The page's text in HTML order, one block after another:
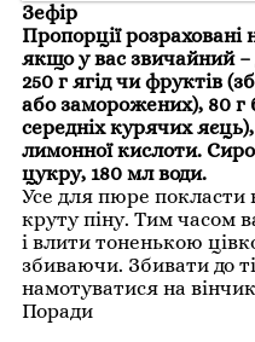
Зефір
Пропорції
якщо у вас звичайний
250 г ягід чи фруктів
або заморожених), 80 г
середніх курячих
лимонної кислоти.
цукру, 180 мл води.
Усе для пюре покласти
круту піну. Тим часом
і влити тоненькою
збиваючи. Збивати до
намотуватися на
Поради